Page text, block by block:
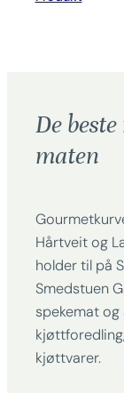
De
maten
Hårtveit og
holder til på
Smedstuen
spekemat
kjøttvarer.